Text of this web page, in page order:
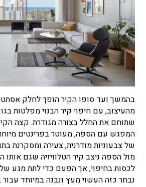
בהמשך ועד סופו הקיר הופך לחלק
מהעיצוב, עם חיפוי קיר הבנוי מפלטות
שתוחם את החלל בצורה מגודרת. קצה
המפגש עם הספה, מעוטר בפרינטים
של צבעוניות מודרנית, צעירה ומסקרנת
מול הספה ניצב קיר הטלוויזיה שגם
לכסות בחיפוי, אך הפעם כדי לתת מגע
נבחר כזה העשוי מעץ ונבנה במיוחד